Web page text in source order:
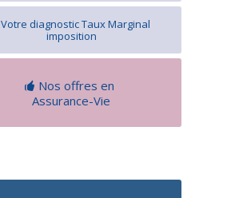
Votre diagnostic Taux Marginal
imposition
Nos offres en
Assurance-Vie